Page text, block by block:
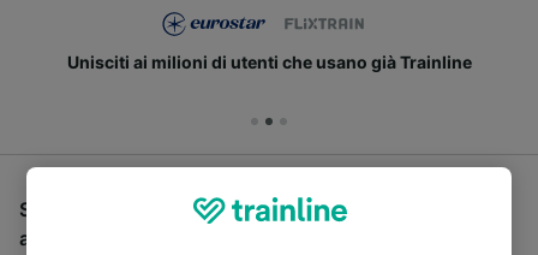
Unisciti ai milioni di utenti che usano già Trainline
Se stai cercando un pullman per viaggiare da Bregenz
a Lindau Hbf, sei nel posto giusto.